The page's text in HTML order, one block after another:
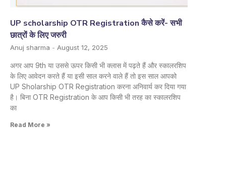
UP scholarship OTR Registration कैसे करें- सभी
छात्रों के लिए जरुरी
Anuj sharma August 12, 2025
अगर आप 9th या उससे ऊपर किसी भी क्लास में पढ़ते हैं और स्कालरशिप
के लिए आवेदन करते हैं या इसी साल करने वाले हैं तो इस साल आपको
UP Sholarship OTR Registration करना अनिवार्य कर दिया गया
है। बिना OTR Registration के आप किसी भी तरह का स्कालरशिप
का
Read More »